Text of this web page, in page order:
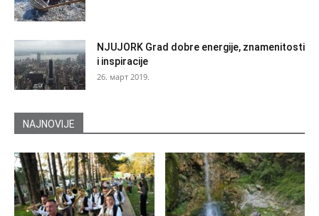
NJUJORK Grad dobre energije, znamenitosti
i inspiracije
26. март 2019.
NAJNOVIJE